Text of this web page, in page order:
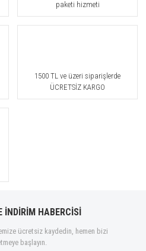
paketi hizmeti
1500 TL ve üzeri siparişlerde
ÜCRETSİZ KARGO
İNDİRİM HABERCİSİ
ücretsiz kaydedin, hemen bizi
başlayın.